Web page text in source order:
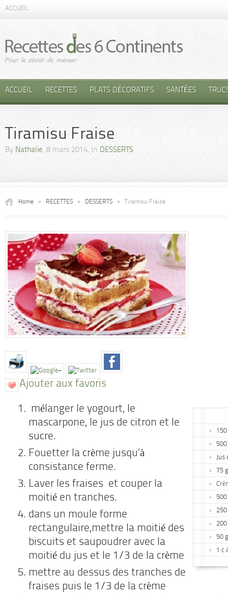
ACCUEIL
ACCUEIL RECETTES PLATS DÉCORATIFS SANTÉES
Tiramisu Fraise
By Nathalie, 8 mars 2014, In DESSERTS
Home » RECETTES » DESSERTS » Tiramisu Fraise
Ajouter aux favoris
500
Jus
75
500
200
50
1 c
mélanger le yogourt, le
mascarpone, le jus de citron et le
sucre.
Fouetter la crème jusqu’à
consistance ferme.
Laver les fraises et couper la
moitié en tranches.
dans un moule forme
rectangulaire,mettre la moitié des
biscuits et saupoudrer avec la
moitié du jus et le 1/3 de la crème
mettre au dessus des tranches de
fraises puis le 1/3 de la crème